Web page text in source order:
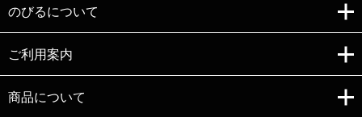
のびるについて
ご利用案内
商品についてCopyright (C)e-nobiru All right reserved.